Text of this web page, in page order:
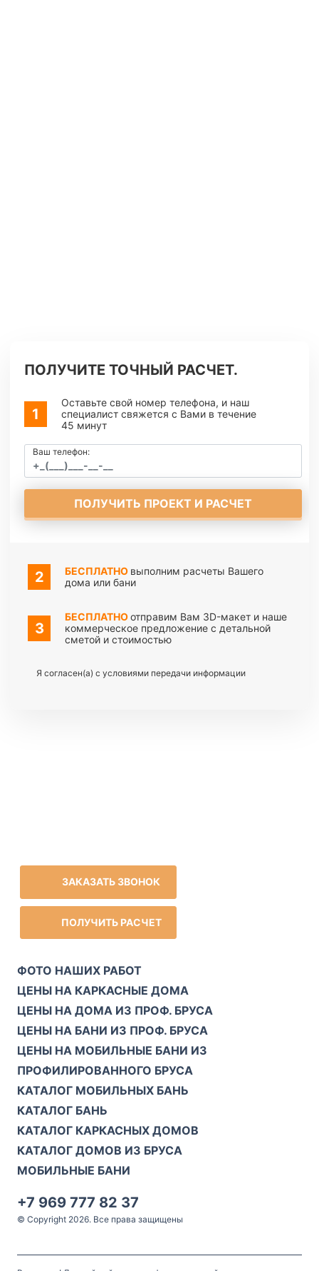
ПОЛУЧИТЕ ТОЧНЫЙ РАСЧЕТ.
Оставьте свой номер телефона, и наш
специалист свяжется с Вами в течение
45 минут
Ваш телефон:
ПОЛУЧИТЬ ПРОЕКТ И РАСЧЕТ
БЕСПЛАТНО выполним расчеты Вашего
дома или бани
БЕСПЛАТНОотправим Вам 3D-макет и наше
коммерческое предложение с детальной
сметой и стоимостью
Я согласен(а) с условиями передачи информации
ЗАКАЗАТЬ ЗВОНОК
ПОЛУЧИТЬ РАСЧЕТ
ФОТО НАШИХ РАБОТ
ЦЕНЫ НА КАРКАСНЫЕ ДОМА
ЦЕНЫ НА ДОМА ИЗ ПРОФ. БРУСА
ЦЕНЫ НА БАНИ ИЗ ПРОФ. БРУСА
ЦЕНЫ НА МОБИЛЬНЫЕ БАНИ ИЗ
ПРОФИЛИРОВАННОГО БРУСА
КАТАЛОГ МОБИЛЬНЫХ БАНЬ
КАТАЛОГ БАНЬ
КАТАЛОГ КАРКАСНЫХ ДОМОВ
КАТАЛОГ ДОМОВ ИЗ БРУСА
МОБИЛЬНЫЕ БАНИ
+7 969 777 82 37
© Copyright 2026. Все права защищены